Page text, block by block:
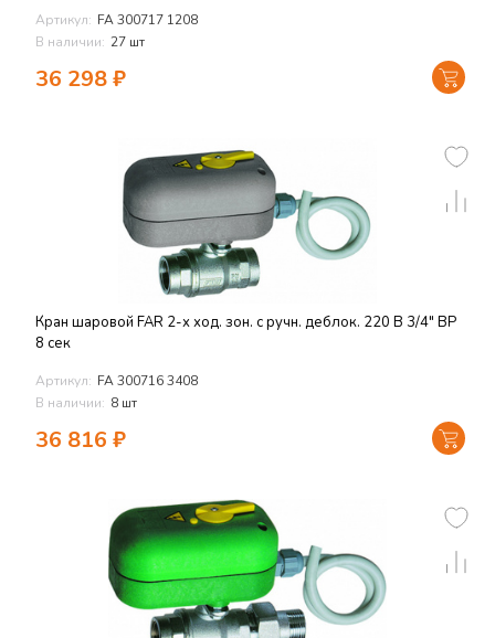
Артикул: FA 300717 1208
В наличии: 27 шт
36 298₽
Кран шаровой FAR 2-х ход. зон. с ручн. деблок. 220 В 3/4" ВР
8 сек
Артикул: FA 300716 3408
В наличии: 8 шт
36 816 ₽